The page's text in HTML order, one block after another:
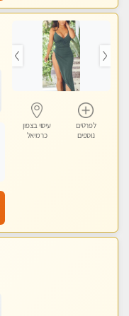
לפרטים
נוספים
עיסוי בצפון
כרמיאל